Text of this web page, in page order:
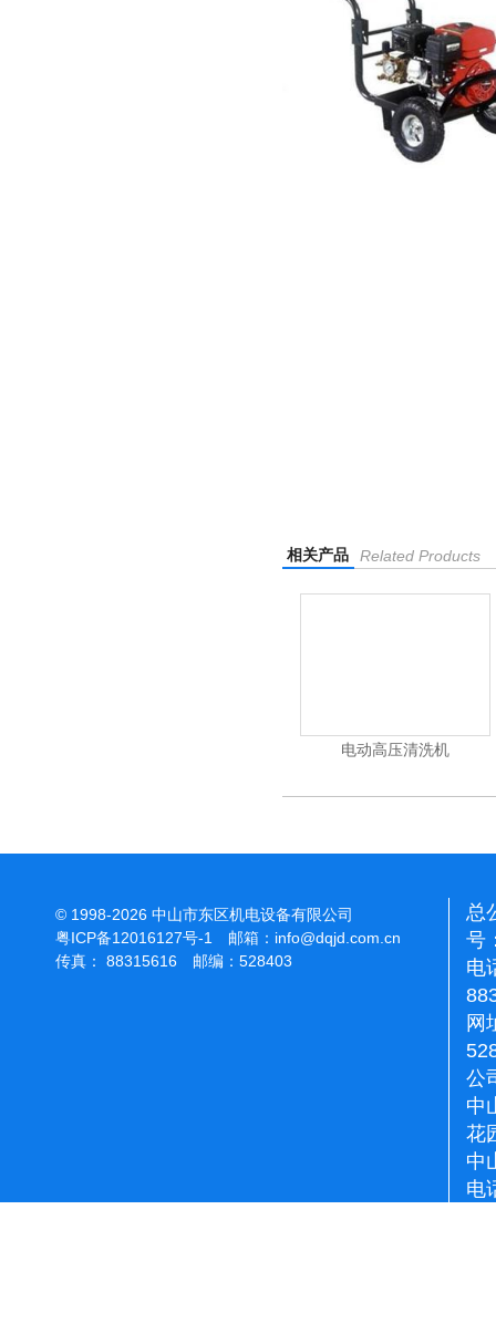
相关产品 Related Products
电动高压清洗机
© 1998-2026 中山市东区机电设备有限公司
粤ICP备12016127号-1
邮箱： info@dqjd.com.cn
传真： 88315616 邮编：528403
总
号
电
网
公
中
花
中
电